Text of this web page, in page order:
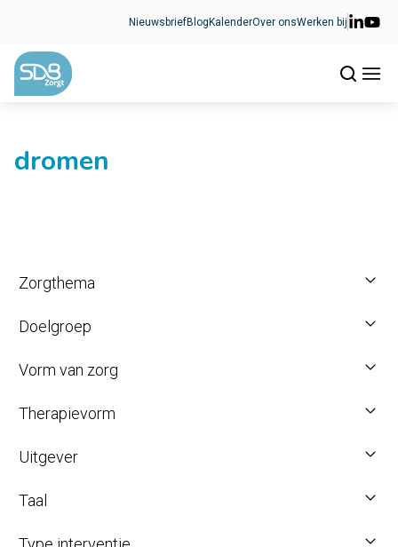
NieuwsbriefBlog KalenderOver onsWerken bij
dromen
Zorgthema
Doelgroep
Vorm van zorg
Therapievorm
Uitgever
Taal